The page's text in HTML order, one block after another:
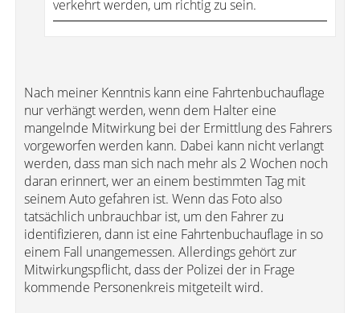
verkehrt werden, um richtig zu sein.
Nach meiner Kenntnis kann eine Fahrtenbuchauflage
nur verhängt werden, wenn dem Halter eine
mangelnde Mitwirkung bei der Ermittlung des Fahrers
vorgeworfen werden kann. Dabei kann nicht verlangt
werden, dass man sich nach mehr als 2 Wochen noch
daran erinnert, wer an einem bestimmten Tag mit
seinem Auto gefahren ist. Wenn das Foto also
tatsächlich unbrauchbar ist, um den Fahrer zu
identifizieren, dann ist eine Fahrtenbuchauflage in so
einem Fall unangemessen. Allerdings gehört zur
Mitwirkungspflicht, dass der Polizei der in Frage
kommende Personenkreis mitgeteilt wird.